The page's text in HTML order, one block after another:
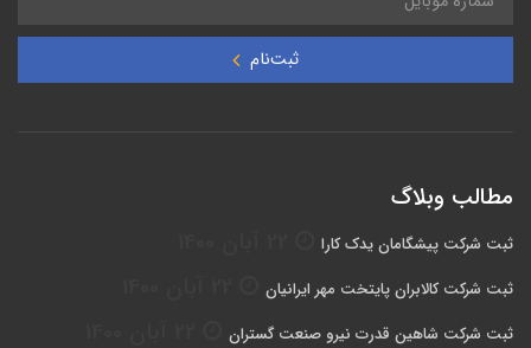
ثبت‌نام
مطالب وبلاگ
ثبت شرکت پیشگامان یدک کارا
ثبت شرکت کالابران پایتخت مهر ایرانیان
ثبت شرکت شاهین قدرت نیرو صنعت گستران